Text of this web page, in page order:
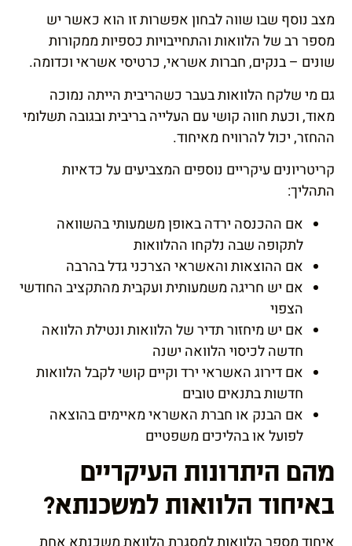
מצב נוסף שבו שווה לבחון אפשרות זו הוא כאשר יש
מספר רב של הלוואות והתחייבויות כספיות ממקורות
שונים – בנקים, חברות אשראי, כרטיסי אשראי וכדומה.
גם מי שלקח הלוואות בעבר כשהריבית הייתה נמוכה
מאוד, וכעת חווה קושי עם העלייה בריבית ובגובה תשלומי
ההחזר, יכול להרוויח מאיחוד.
קריטריונים עיקריים נוספים המצביעים על כדאיות
התהליך:
אם ההכנסה ירדה באופן משמעותי בהשוואה
לתקופה שבה נלקחו ההלוואות
אם ההוצאות והאשראי הצרכני גדל בהרבה
אם יש חריגה משמעותית ועקבית מהתקציב החודשי
הצפוי
אם יש מיחזור תדיר של הלוואות ונטילת הלוואה
חדשה לכיסוי הלוואה ישנה
אם דירוג האשראי ירד וקיים קושי לקבל הלוואות
חדשות בתנאים טובים
אם הבנק או חברת האשראי מאיימים בהוצאה
לפועל או בהליכים משפטיים
מהם היתרונות העיקריים
באיחוד הלוואות למשכנתא?